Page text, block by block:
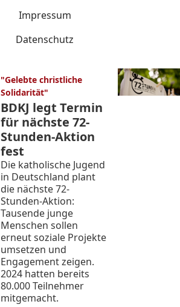
Impressum
Datenschutz
"Gelebte christliche
Solidarität"
BDKJ legt Termin
für nächste 72-
Stunden-Aktion
fest
Die katholische Jugend
in Deutschland plant
die nächste 72-
Stunden-Aktion:
Tausende junge
Menschen sollen
erneut soziale Projekte
umsetzen und
Engagement zeigen.
2024 hatten bereits
80.000 Teilnehmer
mitgemacht.